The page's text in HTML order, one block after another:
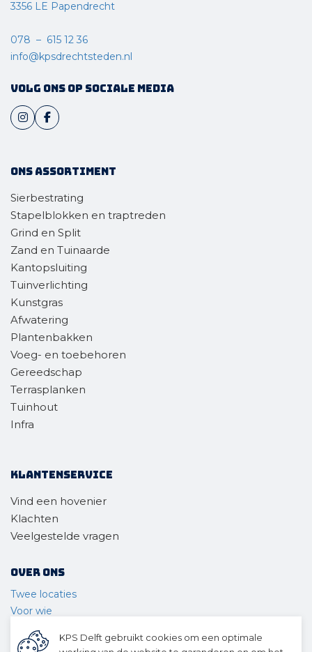
3356 LE Papendrecht
078 – 615 12 36
info@kpsdrechtsteden.nl
Volg ons op sociale media
Ons assortiment
Sierbestrating
Stapelblokken en traptreden
Grind en Split
Zand en Tuinaarde
Kantopsluiting
Tuinverlichting
Kunstgras
Afwatering
Plantenbakken
Voeg- en toebehoren
Gereedschap
Terrasplanken
Tuinhout
Infra
Klantenservice
Vind een hovenier
Klachten
Veelgestelde vragen
Over ons
Twee locaties
Voor wie
Ons team
KPS Delft gebruikt cookies om een optimale